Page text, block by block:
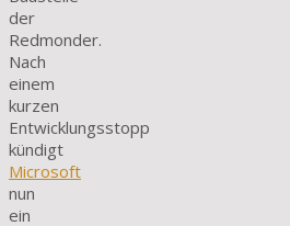
der
Redmonder.
Nach
einem
kurzen
Entwicklungsstopp
kündigt
Microsoft
nun
ein